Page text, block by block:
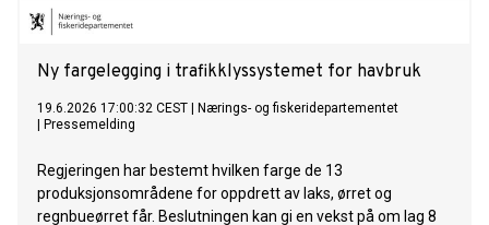
Ny fargelegging i trafikklyssystemet for havbruk
19.6.2026 17:00:32 CEST
Nærings- og fiskeridepartementet
Pressemelding
Regjeringen har bestemt hvilken farge de 13
produksjonsområdene for oppdrett av laks, ørret og
regnbueørret får. Beslutningen kan gi en vekst på om lag 8